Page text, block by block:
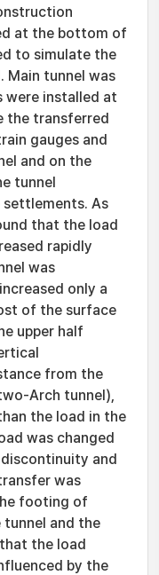
at the bottom of
to simulate the
Main tunnel was
were installed at
the transferred
gauges and
and on the
tunnel
As
that the load
rapidly
was
only a
of the surface
upper half
from the
Arch tunnel),
the load in the
was changed
and
was
footing of
tunnel and the
the load
by the